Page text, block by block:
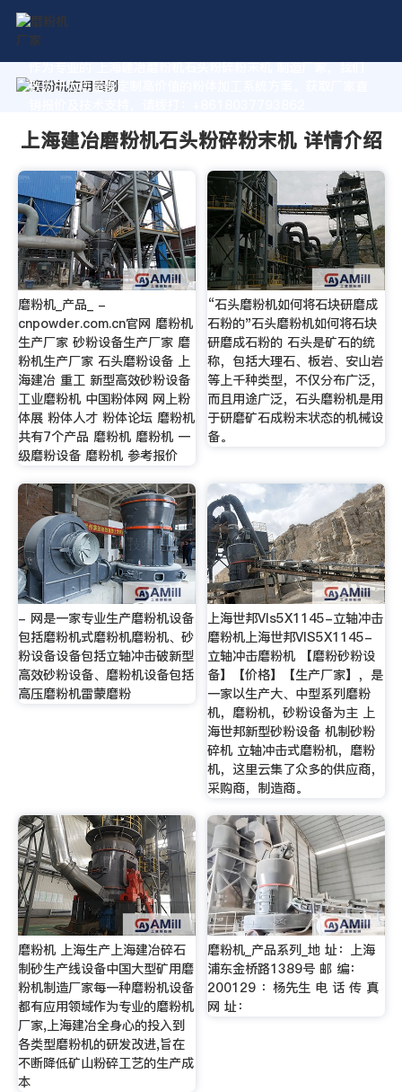
作为专业的 上海建冶磨粉机石头粉碎粉末机 制造厂家，我们
致力于为您量身定制高价值的粉体加工系统方案。获取厂家直
上海建冶磨粉机石头粉碎粉末机 详情介绍
磨粉机_产品_ -
cnpowder.com.cn官网 磨粉机
生产厂家 砂粉设备生产厂家 磨
粉机生产厂家 石头磨粉设备 上
海建冶 重工 新型高效砂粉设备
工业磨粉机 中国粉体网 网上粉
体展 粉体人才 粉体论坛 磨粉机
共有7个产品 磨粉机 磨粉机 一
级磨粉设备 磨粉机 参考报价
“石头磨粉机如何将石块研磨成
石粉的"石头磨粉机如何将石块
研磨成石粉的 石头是矿石的统
称，包括大理石、板岩、安山岩
等上千种类型，不仅分布广泛，
而且用途广泛，石头磨粉机是用
于研磨矿石成粉末状态的机械设
备。
- 网是一家专业生产磨粉机设备
包括磨粉机式磨粉机磨粉机、砂
粉设备设备包括立轴冲击破新型
高效砂粉设备、磨粉机设备包括
高压磨粉机雷蒙磨粉
上海世邦VIs5X1145-立轴冲击
磨粉机上海世邦VIS5X1145-
立轴冲击磨粉机 【磨粉砂粉设
备】【价格】【生产厂家】，是
一家以生产大、中型系列磨粉
机，磨粉机，砂粉设备为主 上
海世邦新型砂粉设备 机制砂粉
碎机 立轴冲击式磨粉机，磨粉
机，这里云集了众多的供应商，
采购商，制造商。
磨粉机 上海生产上海建冶碎石
制砂生产线设备中国大型矿用磨
粉机制造厂家每一种磨粉机设备
都有应用领域作为专业的磨粉机
厂家,上海建冶全身心的投入到
各类型磨粉机的研发改进,旨在
不断降低矿山粉碎工艺的生产成
本
磨粉机_产品系列_地 址：上海
浦东金桥路1389号 邮 编：
200129 ：杨先生 电 话 传 真
网 址：